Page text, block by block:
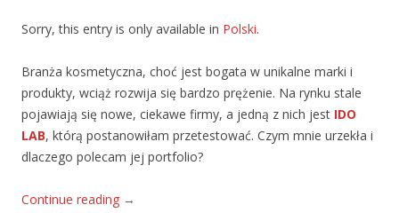
Sorry, this entry is only available in Polski.
Branża kosmetyczna, choć jest bogata w unikalne marki i
produkty, wciąż rozwija się bardzo prężenie. Na rynku stale
pojawiają się nowe, ciekawe firmy, a jedną z nich jest IDO
LAB, którą postanowiłam przetestować. Czym mnie urzekła i
dlaczego polecam jej portfolio?
Continue reading →